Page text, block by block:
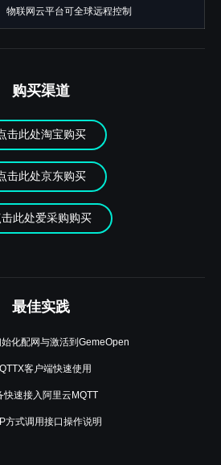
物联网云平台可全球远程控制
购买渠道
击此处淘宝购买
击此处京东购买
击此处爱采购购买
最佳实践
化配网与激活到GemeOpen
客户端快速使用
快速接入阿里云MQTT
方式调用接口操作说明